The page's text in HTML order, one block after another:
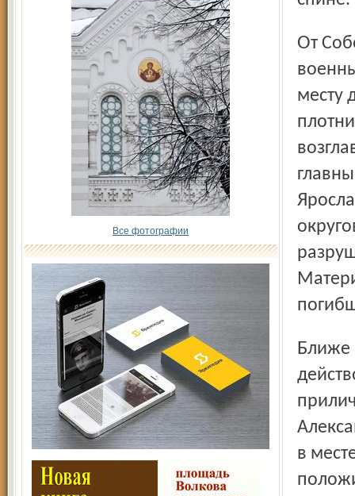
Все фотографии
От Соборной площади по центральным улицам прошагал
месту
Ближе к полудню развернулось на эстраде главное
в